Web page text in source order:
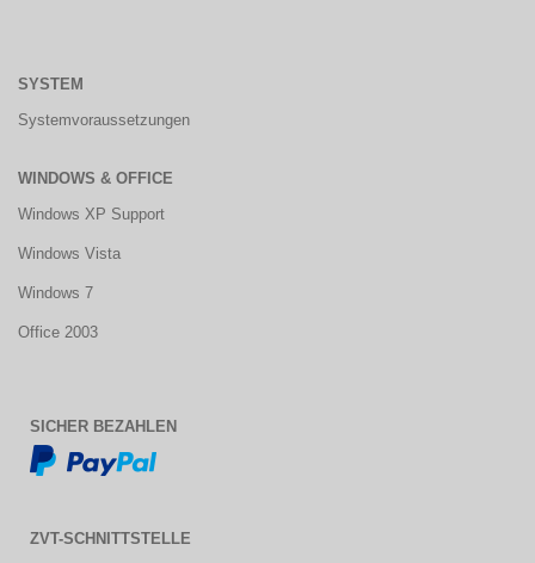
SYSTEM
Systemvoraussetzungen
WINDOWS & OFFICE
Windows XP Support
Windows Vista
Windows 7
Office 2003
SICHER BEZAHLEN
ZVT-SCHNITTSTELLE